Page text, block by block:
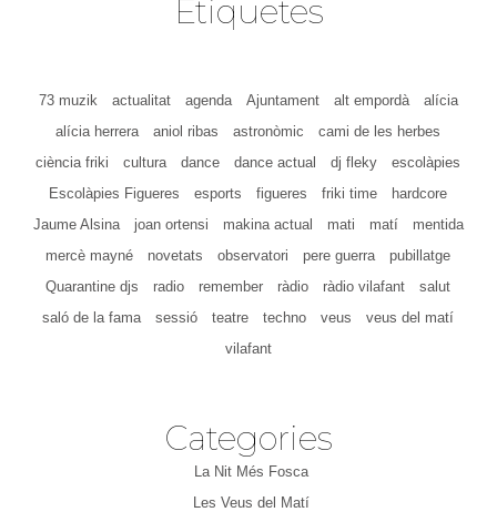
Etiquetes
73 muzik actualitat agenda Ajuntament alt empordà
alícia
alícia herrera
aniol ribas astronòmic
cami de les herbes
ciència friki
cultura dance dance actual dj fleky
escolàpies
Escolàpies Figueres
esports figueres friki time
hardcore
Jaume Alsina
joan ortensi makina actual mati matí
mentida
mercè mayné
novetats observatori pere guerra
pubillatge
Quarantine djs
radio remember ràdio ràdio vilafant
salut
saló de la fama
sessió teatre techno veus
veus del matí
vilafant
Categories
La Nit Més Fosca
Les Veus del Matí